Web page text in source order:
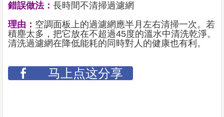
錯誤做法： 長時間不清掃過濾網
理由： 空調面板上的過濾網應半月左右清掃一次。若
積塵太多，把它放在不超過45度的溫水中清洗乾淨。
清洗過濾網在降低能耗的同時對人的健康也有利。
马上点这分享